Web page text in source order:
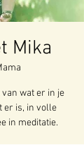
Mika
wat er in je
er is, in volle
in meditatie.